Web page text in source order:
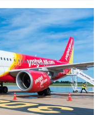
potencjalnie by
też tacy, którzy w
za granicą –
city breakach.
3
tego dnia głosować